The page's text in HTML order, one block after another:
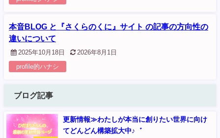
本音BLOG と『さくらのくに』サイト の記事の方向性の
違いについて
2025年10月18日 2026年8月1日
profile的ハナシ
ブログ記事
更新情報≫わたしが本当に創りたい世界に向け
てどんどん構築拡大中♪゛